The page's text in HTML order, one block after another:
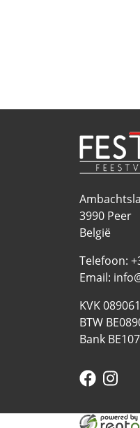
3990 Peer
België
Telefoon:
Email:
KVK
BTW
Bank